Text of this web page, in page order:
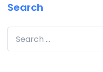
Search
Search for: